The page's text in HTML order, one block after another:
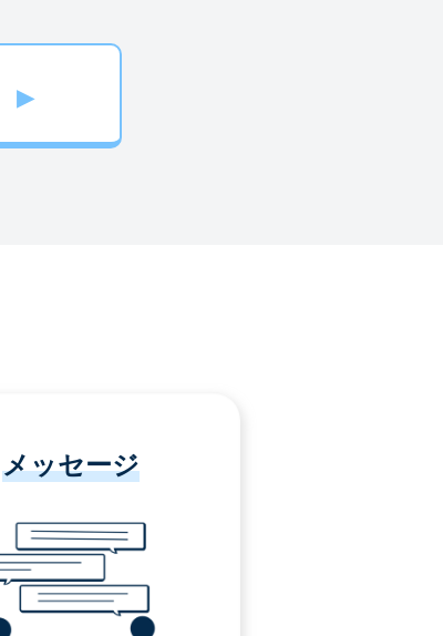
メッセージ